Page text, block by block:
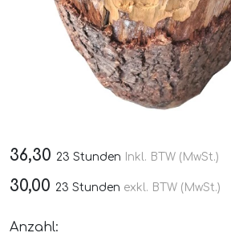
36,30 23 Stunden Inkl. BTW (MwSt.)
30,00 23 Stunden exkl. BTW (MwSt.)
Anzahl: